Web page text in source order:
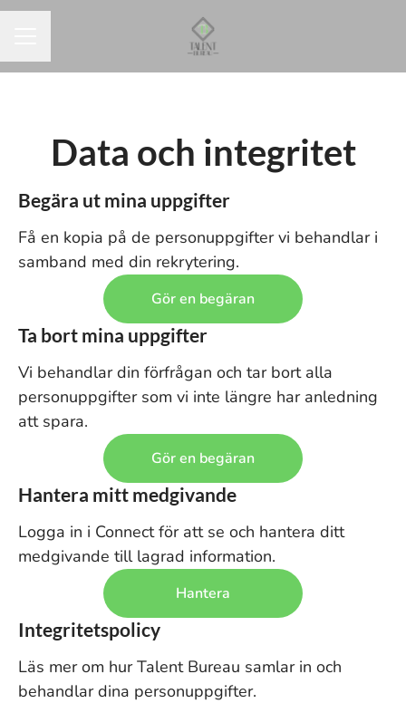
Data och integritet
Begära ut mina uppgifter
Få en kopia på de personuppgifter vi behandlar i
samband med din rekrytering.
Gör en begäran
Ta bort mina uppgifter
Vi behandlar din förfrågan och tar bort alla
personuppgifter som vi inte längre har anledning
att spara.
Gör en begäran
Hantera mitt medgivande
Logga in i Connect för att se och hantera ditt
medgivande till lagrad information.
Hantera
Integritetspolicy
Läs mer om hur Talent Bureau samlar in och
behandlar dina personuppgifter.